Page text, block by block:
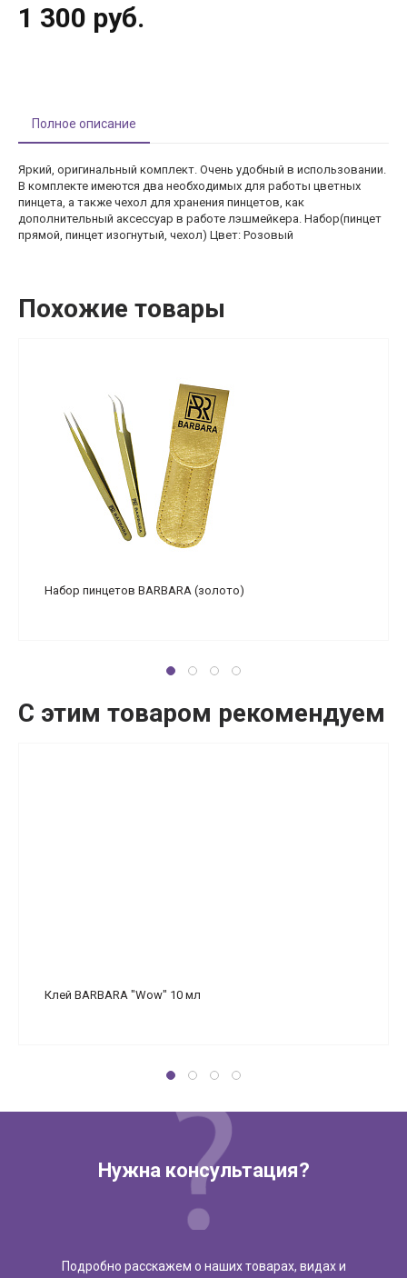
1 300 руб.
Полное описание
Яркий, оригинальный комплект. Очень удобный в использовании.
В комплекте имеются два необходимых для работы цветных
пинцета, а также чехол для хранения пинцетов, как
дополнительный аксессуар в работе лэшмейкера. Набор(пинцет
прямой, пинцет изогнутый, чехол) Цвет: Розовый
Похожие товары
Набор пинцетов BARBARA (золото)
С этим товаром рекомендуем
Клей BARBARA "Wow" 10 мл
Нужна консультация?
Подробно расскажем о наших товарах, видах и